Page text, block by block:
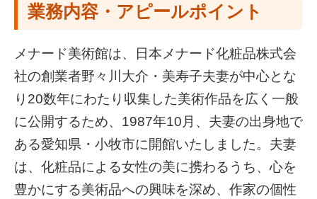
業務内容・アピールポイント
メナード美術館は、日本メナード化粧品株式会
社の創業者野々川大介・美寿子夫妻が中心とな
り20数年にわたり収集した美術作品を広く一般
に公開するため、1987年10月、夫妻の出身地で
ある愛知県・小牧市に開館いたしました。夫妻
は、化粧品による女性の美に携わるうち、心を
豊かにする美術品への興味を深め、作家の個性